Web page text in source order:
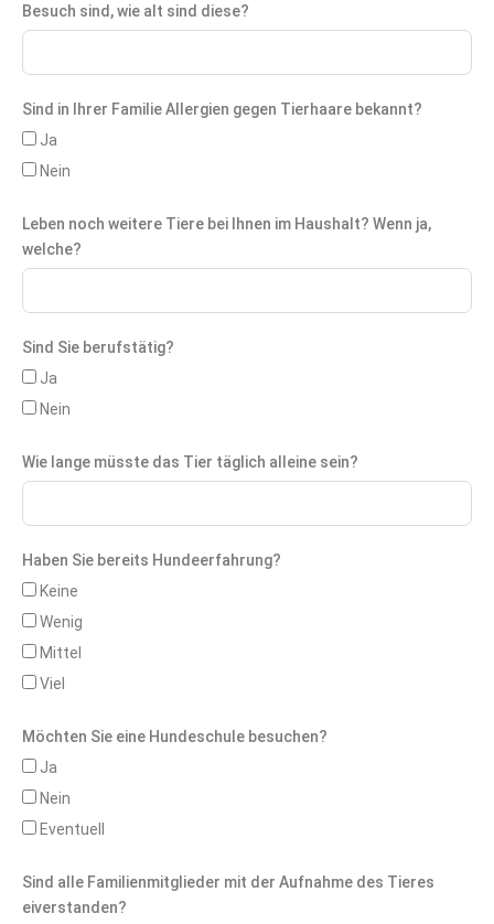
Besuch sind, wie alt sind diese?
Sind in Ihrer Familie Allergien gegen Tierhaare bekannt?
Ja
Nein
Leben noch weitere Tiere bei Ihnen im Haushalt? Wenn ja,
welche?
Sind Sie berufstätig?
Ja
Nein
Wie lange müsste das Tier täglich alleine sein?
Haben Sie bereits Hundeerfahrung?
Keine
Wenig
Mittel
Viel
Möchten Sie eine Hundeschule besuchen?
Ja
Nein
Eventuell
Sind alle Familienmitglieder mit der Aufnahme des Tieres
eiverstanden?